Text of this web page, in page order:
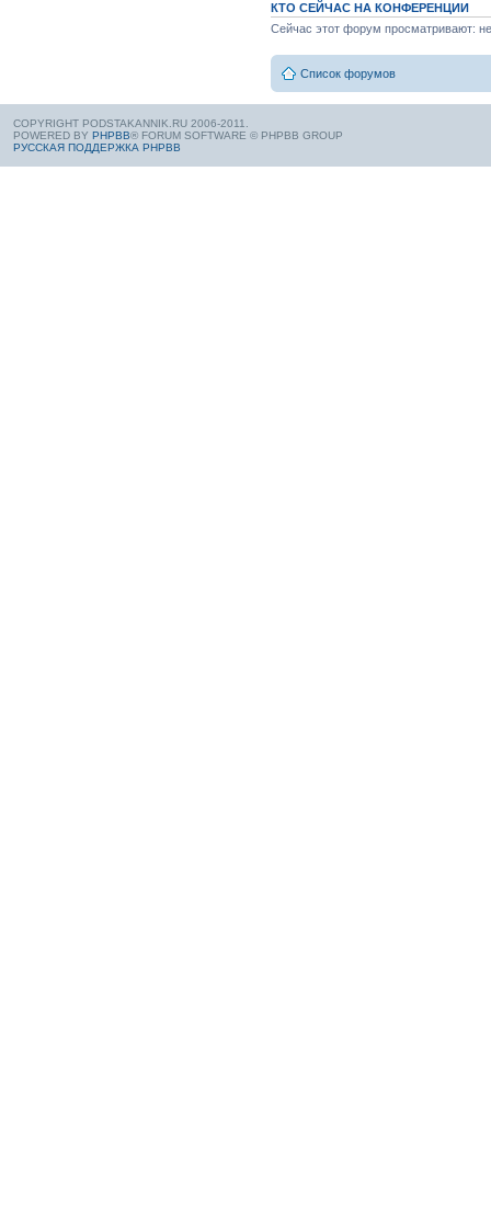
КТО СЕЙЧАС НА КОНФЕРЕНЦИИ
Сейчас этот форум просматривают:
Список форумов
COPYRIGHT PODSTAKANNIK.RU 2006-2011.
POWERED BY PHPBB® FORUM SOFTWARE © PHPBB GROUP
РУССКАЯ ПОДДЕРЖКА PHPBB